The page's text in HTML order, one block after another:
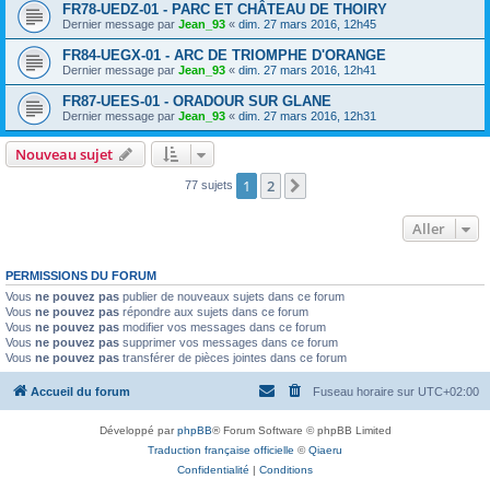
FR78-UEDZ-01 - PARC ET CHÂTEAU DE THOIRY
Dernier message par Jean_93 « dim. 27 mars 2016, 12h45
FR84-UEGX-01 - ARC DE TRIOMPHE D'ORANGE
Dernier message par Jean_93 « dim. 27 mars 2016, 12h41
FR87-UEES-01 - ORADOUR SUR GLANE
Dernier message par Jean_93 « dim. 27 mars 2016, 12h31
Nouveau sujet
77 sujets 1 2
Aller
PERMISSIONS DU FORUM
Vous ne pouvez pas publier de nouveaux sujets dans ce forum
Vous ne pouvez pas répondre aux sujets dans ce forum
Vous ne pouvez pas modifier vos messages dans ce forum
Vous ne pouvez pas supprimer vos messages dans ce forum
Vous ne pouvez pas transférer de pièces jointes dans ce forum
Accueil du forum Fuseau horaire sur UTC+02:00
Développé parphpBB® Forum Software © phpBB Limited
Traduction française officielle ©Qiaeru
Confidentialité | Conditions